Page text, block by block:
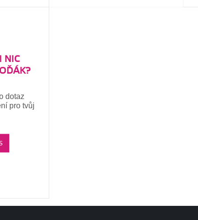
NIC
dotaz
pro tvůj